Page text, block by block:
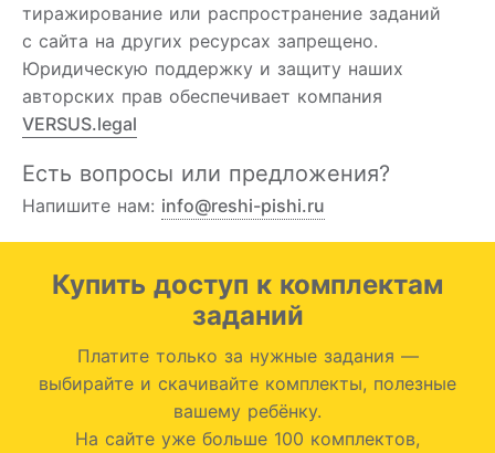
тиражирование или распространение заданий
с сайта на других ресурсах запрещено.
Юридическую поддержку и защиту наших
авторских прав обеспечивает компания
VERSUS.legal
Есть вопросы или предложения?
Напишите нам: info@reshi-pishi.ru
Купить доступ к комплектам
заданий
Платите только за нужные задания —
выбирайте и скачивайте комплекты, полезные
вашему ребёнку.
На сайте уже больше 100 комплектов,